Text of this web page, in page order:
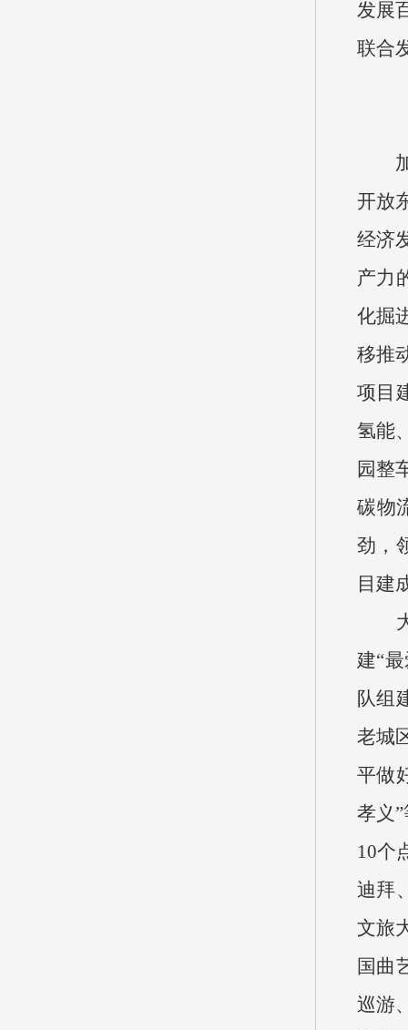
发展
联合
开放
经济
产力
化掘
移推
项目
氢能
园整
碳物
劲，
目建
大
建“
队组
老城
平做
孝义
10个
迪拜
文旅
国曲
巡游